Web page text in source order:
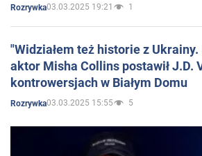
Rozrywka03.03.2025 19:21 1
"Widziałem też historie z
aktor Misha Collins postawił J.D.
kontrowersjach w Białym Domu
Rozrywka03.03.2025 15:55 5